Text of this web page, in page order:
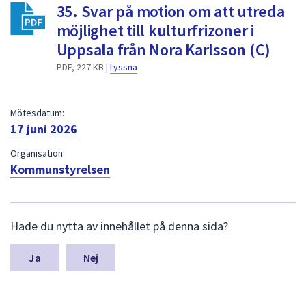
välja
något
av
35. Svar på motion om att utreda
möjlighet till kulturfrizoner i
Uppsala från Nora Karlsson (C)
PDF, 227 KB | Lyssna
Mötesdatum:
17 juni 2026
Organisation:
Kommunstyrelsen
ä
m
a
Hade du nytta av innehållet på denna sida?
Nej